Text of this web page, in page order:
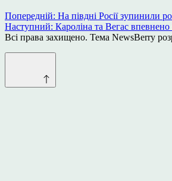
Навігація
записів
Попередній: На півдні Росії зупинили
Наступний: Кароліна та Вегас
Всі права захищено. Тема NewsBerry